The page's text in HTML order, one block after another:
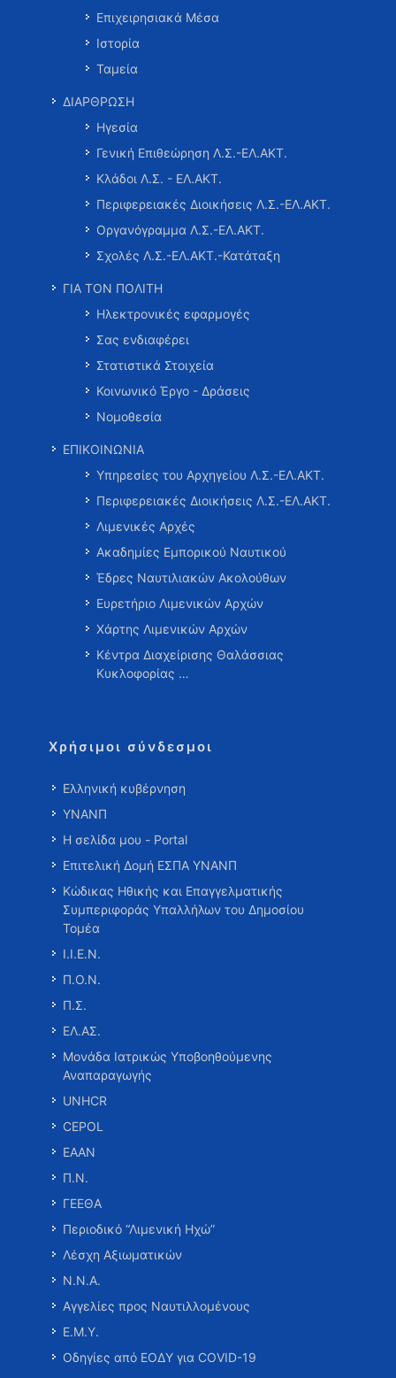
Επιχειρησιακά Μέσα
Ιστορία
Ταμεία
ΔΙΑΡΘΡΩΣΗ
Ηγεσία
Γενική Επιθεώρηση Λ.Σ.-ΕΛ.ΑΚΤ.
Κλάδοι Λ.Σ. - ΕΛ.ΑΚΤ.
Περιφερειακές Διοικήσεις Λ.Σ.-ΕΛ.ΑΚΤ.
Οργανόγραμμα Λ.Σ.-ΕΛ.ΑΚΤ.
Σχολές Λ.Σ.-ΕΛ.ΑΚΤ.-Κατάταξη
ΓΙΑ ΤΟΝ ΠΟΛΙΤΗ
Ηλεκτρονικές εφαρμογές
Σας ενδιαφέρει
Στατιστικά Στοιχεία
Κοινωνικό Έργο - Δράσεις
Νομοθεσία
ΕΠΙΚΟΙΝΩΝΙΑ
Υπηρεσίες του Αρχηγείου Λ.Σ.-ΕΛ.ΑΚΤ.
Περιφερειακές Διοικήσεις Λ.Σ.-ΕΛ.ΑΚΤ.
Λιμενικές Αρχές
Ακαδημίες Εμπορικού Ναυτικού
Έδρες Ναυτιλιακών Ακολούθων
Ευρετήριο Λιμενικών Αρχών
Χάρτης Λιμενικών Αρχών
Κέντρα Διαχείρισης Θαλάσσιας
Κυκλοφορίας …
Χρήσιμοι σύνδεσμοι
Ελληνική κυβέρνηση
ΥΝΑΝΠ
Η σελίδα μου - Portal
Επιτελική Δομή ΕΣΠΑ ΥΝΑΝΠ
Κώδικας Ηθικής και Επαγγελματικής
Συμπεριφοράς Υπαλλήλων του Δημοσίου
Τομέα
Ι.Ι.Ε.Ν.
Π.Ο.Ν.
Π.Σ.
ΕΛ.ΑΣ.
Μονάδα Ιατρικώς Υποβοηθούμενης
Αναπαραγωγής
UNHCR
CEPOL
ΕΑΑΝ
Π.Ν.
ΓΕΕΘΑ
Περιοδικό “Λιμενική Ηχώ”
Λέσχη Αξιωματικών
Ν.Ν.Α.
Αγγελίες προς Ναυτιλλομένους
Ε.Μ.Υ.
Οδηγίες από ΕΟΔΥ για COVID-19